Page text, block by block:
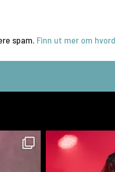
spam. Finn ut mer om